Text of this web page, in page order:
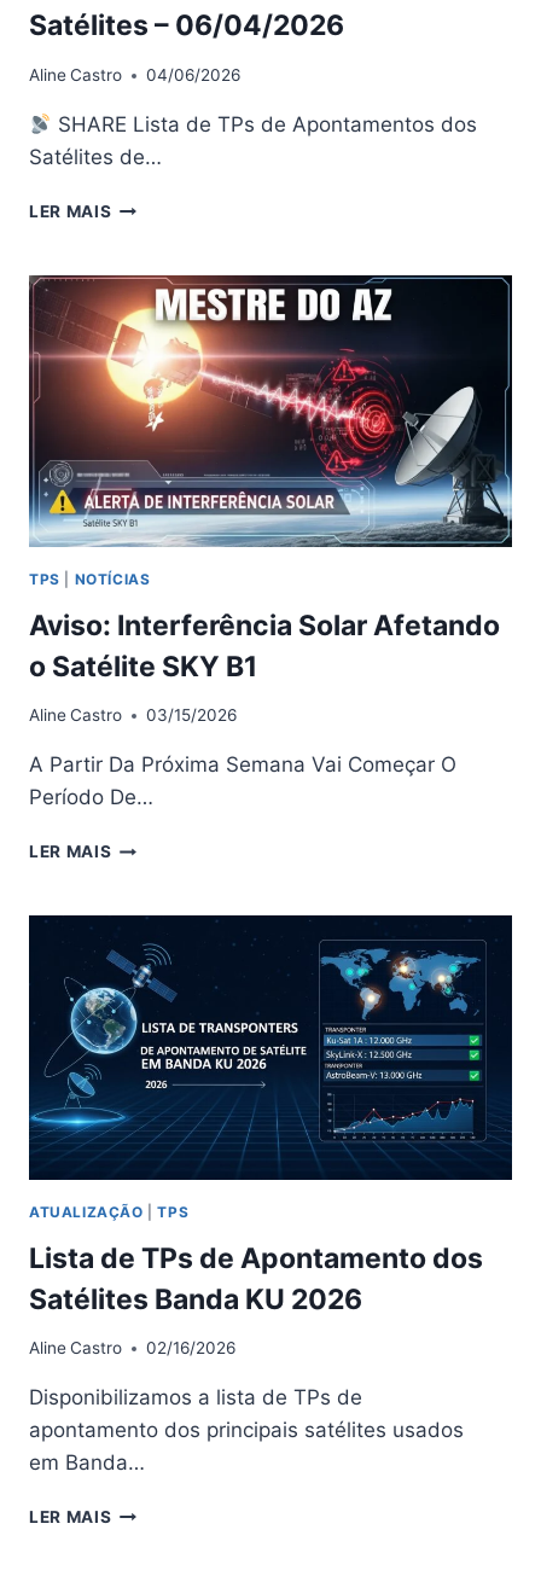
Satélites – 06/04/2026
AlineCastro 04/06/2026
SHARE Lista de TPs de Apontamentos dos
Satélites de…
LER MAIS LISTA
DE
APONTAMENTO
DOS
SATÉLITES
–
06/04/2026
TPS NOTÍCIAS
Aviso: Interferência Solar Afetando
o Satélite SKY B1
AlineCastro 03/15/2026
A Partir Da Próxima Semana Vai Começar O
Período De…
LER MAIS AVISO:
AFETANDO
O
SATÉLITE
SKY
B1
ATUALIZAÇÃO |TPS
Lista de TPs de Apontamento dos
Satélites Banda KU 2026
AlineCastro 02/16/2026
Disponibilizamos a lista de TPs de
apontamento dos principais satélites usados
em Banda…
LER MAIS LISTA